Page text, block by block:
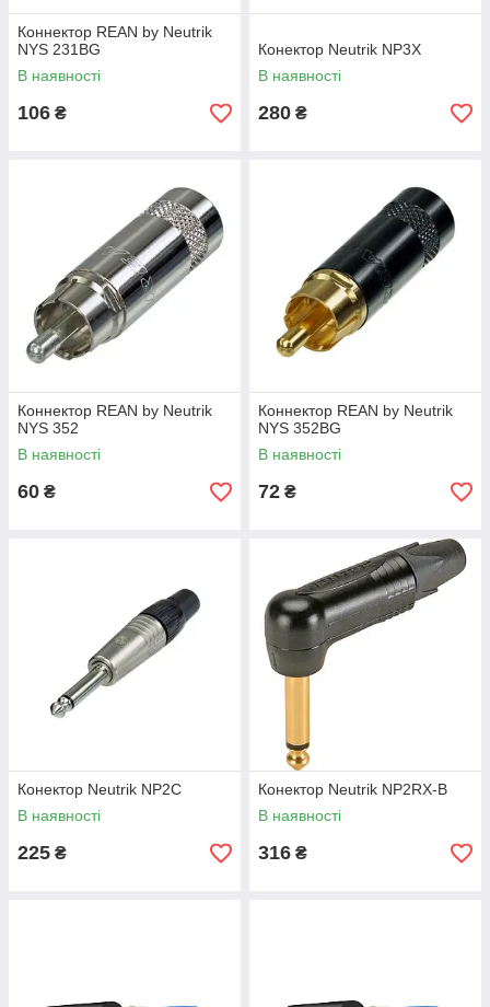
Коннектор REAN by Neutrik
NYS 231BG
В наявності
106 ₴
Конектор Neutrik NP3X
В наявності
280 ₴
Коннектор REAN by Neutrik
NYS 352
В наявності
60 ₴
Коннектор REAN by Neutrik
NYS 352BG
В наявності
72 ₴
Конектор Neutrik NP2C
В наявності
225 ₴
Конектор Neutrik NP2RX-B
В наявності
316 ₴